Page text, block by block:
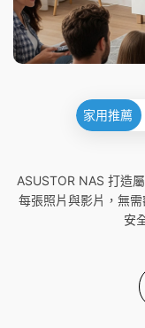
家用推薦
ASUSTOR NAS 打造
每張照片與影片，無
安